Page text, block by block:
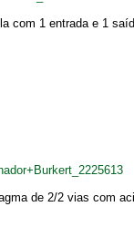
com 1 entrada e 1
de 2/2 vias com